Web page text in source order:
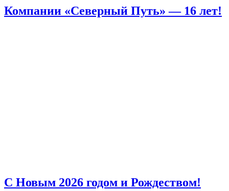
Компании «Северный Путь» — 16 лет!
С Новым 2026 годом и Рождеством!